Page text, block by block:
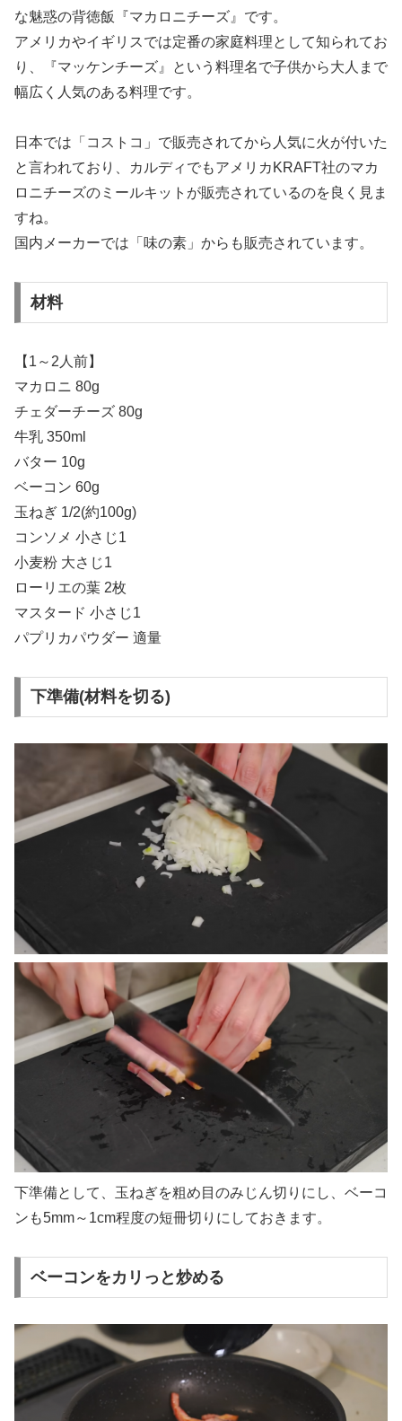
な魅惑の背徳飯『マカロニチーズ』です。
アメリカやイギリスでは定番の家庭料理として知られてお
り、『マッケンチーズ』という料理名で子供から大人まで
幅広く人気のある料理です。
日本では「コストコ」で販売されてから人気に火が付いた
と言われており、カルディでもアメリカKRAFT社のマカ
ロニチーズのミールキットが販売されているのを良く見ま
すね。
国内メーカーでは「味の素」からも販売されています。
材料
【1～2人前】
マカロニ 80g
チェダーチーズ 80g
牛乳 350ml
バター 10g
ベーコン 60g
玉ねぎ 1/2(約100g)
コンソメ 小さじ1
小麦粉 大さじ1
ローリエの葉 2枚
マスタード 小さじ1
パプリカパウダー 適量
下準備(材料を切る)
下準備として、玉ねぎを粗め目のみじん切りにし、ベーコ
ンも5mm～1cm程度の短冊切りにしておきます。
ベーコンをカリっと炒める